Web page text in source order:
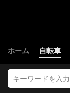
ホーム 自転車